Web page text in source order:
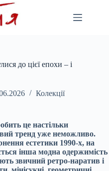
до цієї епохи – і
Колекції
це настільки
тренд уже неможливо.
естетики 1990-х, на
інша модна одержимість
звичний ретро-наратив і